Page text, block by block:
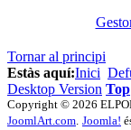
Tornar al principi
Estàs aquí:Inici
Desktop Version Top
Copyright © 2026
JoomlArt.com. Joomla!